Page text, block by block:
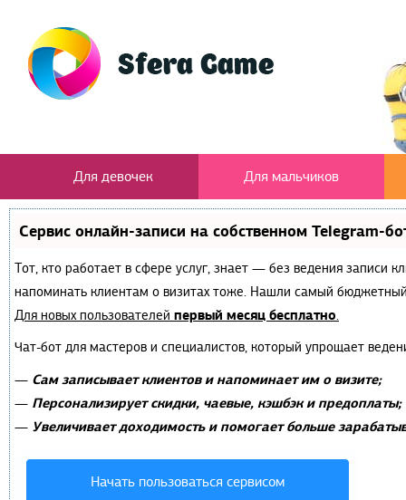
Для девочек Для мальчиков
Сервис онлайн-записи на собственном Telegram-
Тот, кто работает в сфере услуг, знает — без ведения записи
напоминать клиентам о визитах тоже. Нашли самый
Для новых пользователей первый месяц бесплатно.
Чат-бот для мастеров и специалистов, который упрощает
— Сам записывает клиентов и напоминает им о визите;
— Персонализирует скидки, чаевые, кэшбэк и предоплаты;
— Увеличивает доходимость и помогает больше
Начать пользоваться сервисом